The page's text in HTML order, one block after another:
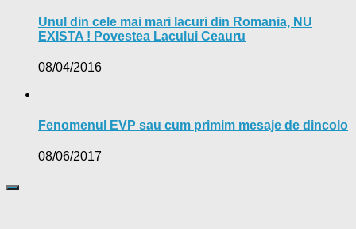
Unul din cele mai mari lacuri din Romania, NU
EXISTA ! Povestea Lacului Ceauru
08/04/2016
Fenomenul EVP sau cum primim mesaje de dincolo
08/06/2017